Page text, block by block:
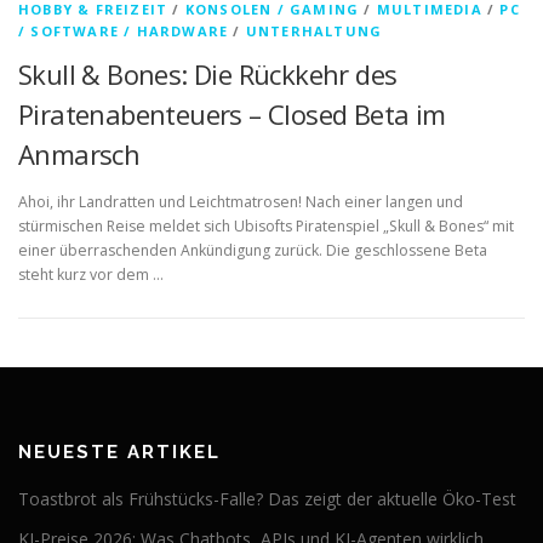
HOBBY & FREIZEIT / KONSOLEN / GAMING / MULTIMEDIA / PC
/ SOFTWARE / HARDWARE / UNTERHALTUNG
Skull & Bones: Die Rückkehr des
Piratenabenteuers – Closed Beta im
Anmarsch
Ahoi, ihr Landratten und Leichtmatrosen! Nach einer langen und
stürmischen Reise meldet sich Ubisofts Piratenspiel „Skull & Bones“ mit
einer überraschenden Ankündigung zurück. Die geschlossene Beta
steht kurz vor dem …
NEUESTE ARTIKEL
Toastbrot als Frühstücks-Falle? Das zeigt der aktuelle Öko-Test